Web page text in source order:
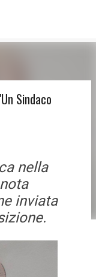
Sindaco
nella
inviata